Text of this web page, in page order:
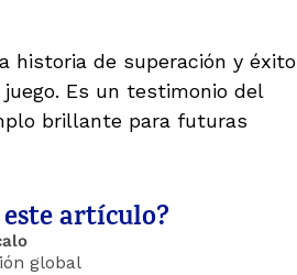
historia de superación y éxito
Es un testimonio del
brillante para futuras
artículo?
global